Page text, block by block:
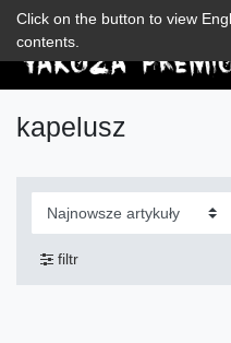
Check out our blog
Click on the button to view
contents.
kapelusz
filtr